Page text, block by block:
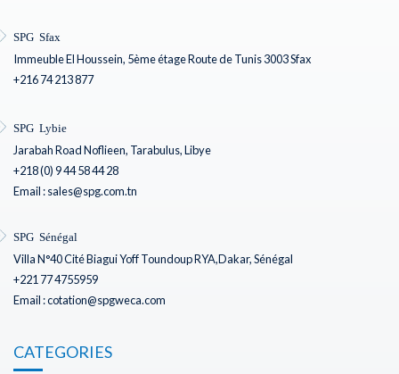
SPG Sfax
Immeuble El Houssein, 5ème étage Route de Tunis 3003 Sfax
+216 74 213 877
SPG Lybie
Jarabah Road Noflieen, Tarabulus, Libye
+218 (0) 9 44 58 44 28
Email : sales@spg.com.tn
SPG Sénégal
Villa N°40 Cité Biagui Yoff Toundoup RYA,Dakar, Sénégal
+221 77 4755959
Email : cotation@spgweca.com
CATEGORIES